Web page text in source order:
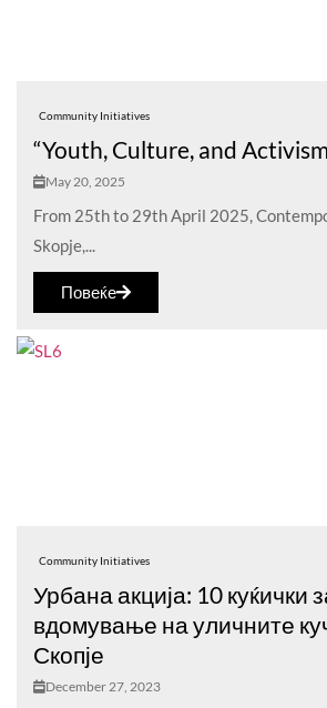
Community Initiatives
“Youth, Culture, and
May 20, 2025
From 25th to 29th April 2025,
Skopje,...
Повеќе
Community Initiatives
Урбана акција: 10 куќички
вдомување на уличните
Скопје
December 27, 2023